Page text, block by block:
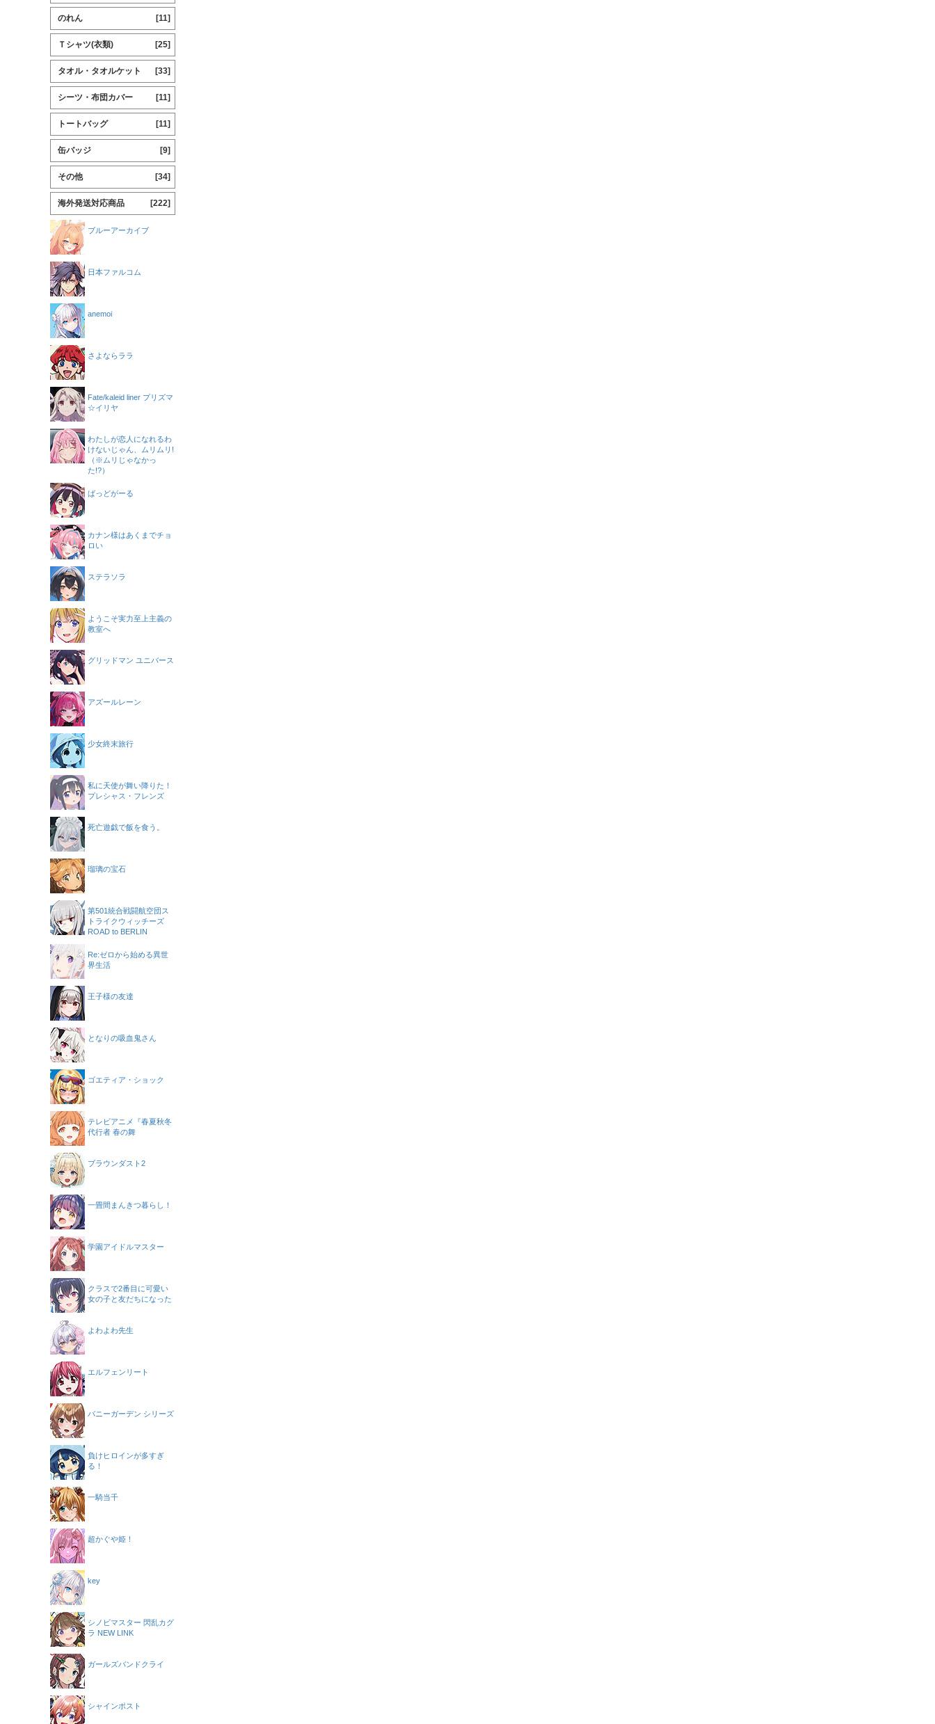
のれん [11]
Ｔシャツ(衣類) [25]
タオル・タオルケット [33]
シーツ・布団カバー [11]
トートバッグ [11]
缶バッジ [9]
その他 [34]
海外発送対応商品 [222]
ブルーアーカイブ
日本ファルコム
anemoi
さよならララ
Fate/kaleid liner プリズマ
☆イリヤ
わたしが恋人になれるわ
けないじゃん、ムリムリ!
（※ムリじゃなかっ
た!?）
ばっどがーる
カナン様はあくまでチョ
ロい
ステラソラ
ようこそ実力至上主義の
教室へ
グリッドマン ユニバース
アズールレーン
少女終末旅行
私に天使が舞い降りた！
プレシャス・フレンズ
死亡遊戯で飯を食う。
瑠璃の宝石
第501統合戦闘航空団ス
トライクウィッチーズ
ROAD to BERLIN
Re:ゼロから始める異世
界生活
王子様の友達
となりの吸血鬼さん
ゴエティア・ショック
テレビアニメ『春夏秋冬
代行者 春の舞
ブラウンダスト2
一畳間まんきつ暮らし！
学園アイドルマスター
クラスで2番目に可愛い
女の子と友だちになった
よわよわ先生
エルフェンリート
バニーガーデン シリーズ
負けヒロインが多すぎ
る！
一騎当千
超かぐや姫！
key
シノビマスター 閃乱カグ
ラ NEW LINK
ガールズバンドクライ
シャインポスト